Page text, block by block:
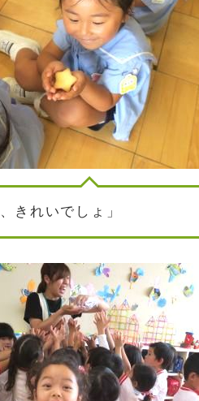
きれいでしょ」